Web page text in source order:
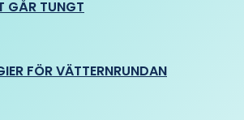
GÅR TUNGT
FÖR VÄTTERNRUNDAN